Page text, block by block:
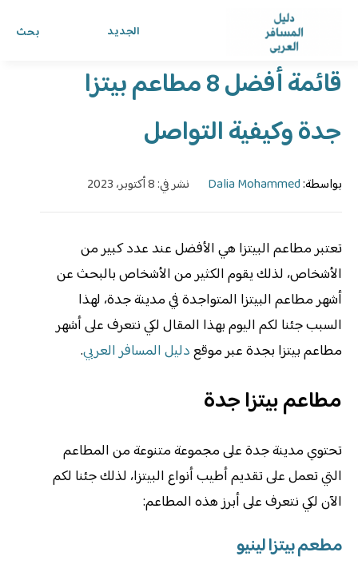
بحث الجديد
دليل المسافر العربي ›الدليل›
قائمة أفضل 8 مطاعم بيتزا
جدة وكيفية التواصل
بواسطة:Dalia Mohammed نشر في: 8 أكتوبر، 2023
تعتبر مطاعم البيتزا هي الأفضل عند عدد كبير من
الأشخاص، لذلك يقوم الكثير من الأشخاص بالبحث عن
أشهر مطاعم البيتزا المتواجدة في مدينة جدة، لهذا
السبب جئنا لكم اليوم بهذا المقال لكي نتعرف على أشهر
مطاعم بيتزا بجدة عبر موقعدليل المسافر العربي.
مطاعم بيتزا جدة
تحتوي مدينة جدة على مجموعة متنوعة من المطاعم
التي تعمل على تقديم أطيب أنواع البيتزا، لذلك جئنا لكم
الآن لكي نتعرف على أبرز هذه المطاعم:
مطعم بيتزا لينيو